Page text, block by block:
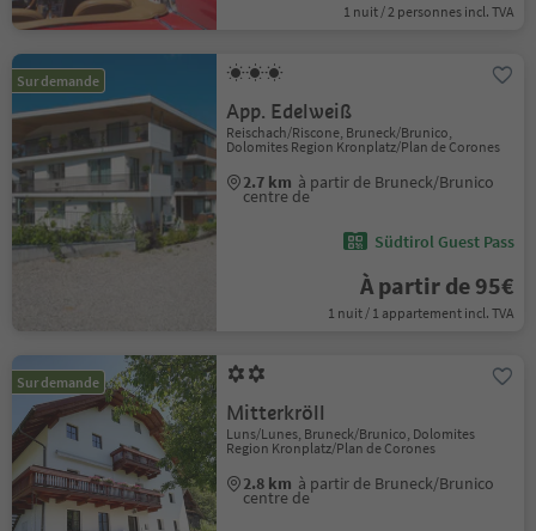
1 nuit / 2 personnes incl. TVA
Sur demande
App. Edelweiß
Reischach/Riscone, Bruneck/Brunico,
Dolomites Region Kronplatz/Plan de Corones
2.7 km à partir de Bruneck/Brunico
centre de
Südtirol Guest Pass
À partir de 95€
1 nuit / 1 appartement incl. TVA
Sur demande
Mitterkröll
Luns/Lunes, Bruneck/Brunico, Dolomites
Region Kronplatz/Plan de Corones
2.8 km à partir de Bruneck/Brunico
centre de